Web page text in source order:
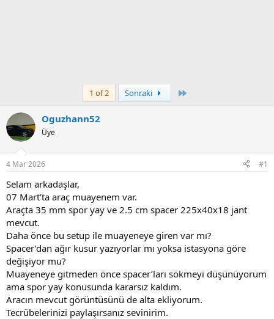
1 of 2 Sonraki
Oguzhann52
Üye
4 Mar 2026 #1
Selam arkadaşlar,
07 Mart’ta araç muayenem var.
Araçta 35 mm spor yay ve 2.5 cm spacer 225x40x18 jant
mevcut.
Daha önce bu setup ile muayeneye giren var mı?
Spacer’dan ağır kusur yazıyorlar mı yoksa istasyona göre
değişiyor mu?
Muayeneye gitmeden önce spacer’ları sökmeyi düşünüyorum
ama spor yay konusunda kararsız kaldım.
Aracın mevcut görüntüsünü de alta ekliyorum.
Tecrübelerinizi paylaşırsanız sevinirim.